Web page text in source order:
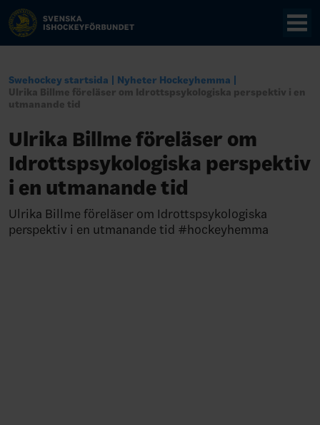
Swehockey startsida
Nyheter Hockeyhemma
Ulrika Billme föreläser om Idrottspsykologiska perspektiv i en
utmanande tid
Ulrika Billme föreläser om
Idrottspsykologiska perspektiv
i en utmanande tid
Ulrika Billme föreläser om Idrottspsykologiska
perspektiv i en utmanande tid #hockeyhemma